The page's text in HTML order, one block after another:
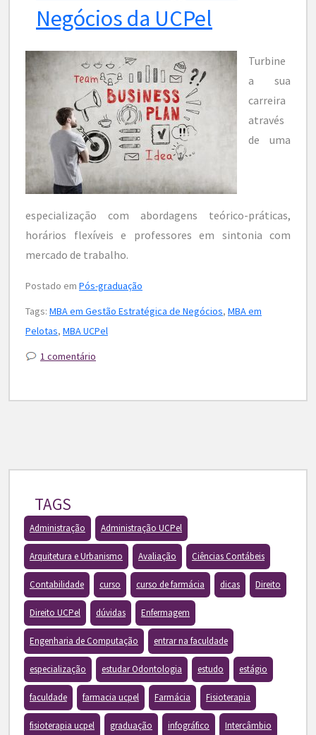
Negócios da UCPel
Turbine
a sua
carreira
através
de uma
especialização com abordagens teórico-práticas,
horários flexíveis e professores em sintonia com
mercado de trabalho.
Postado em Pós-graduação
Tags: MBA em Gestão Estratégica de Negócios, MBA em
Pelotas, MBA UCPel
1 comentário
TAGS
Administração Administração UCPel
Arquitetura e Urbanismo Avaliação Ciências Contábeis
Contabilidade curso curso de farmácia dicas Direito
Direito UCPel dúvidas Enfermagem
Engenharia de Computação entrar na faculdade
especialização estudar Odontologia estudo estágio
faculdade farmacia ucpel Farmácia Fisioterapia
fisioterapia ucpel graduação infográfico Intercâmbio